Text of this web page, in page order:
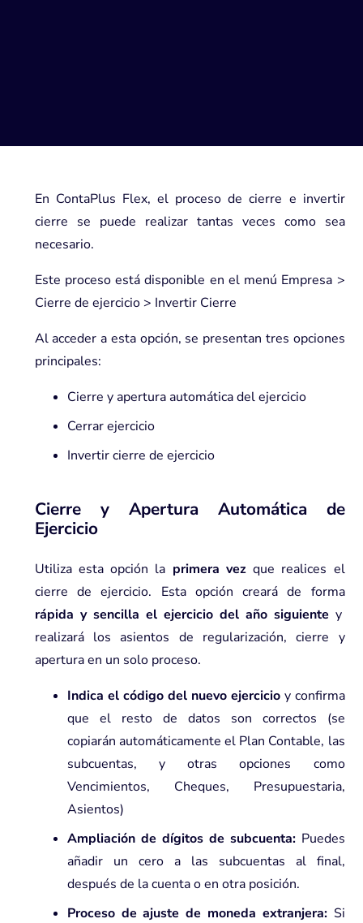
En ContaPlus Flex, el proceso de cierre e invertir
cierre se puede realizar tantas veces como sea
necesario.
Este proceso está disponible en el menú Empresa >
Cierre de ejercicio > Invertir Cierre
Al acceder a esta opción, se presentan tres opciones
principales:
Cierre y apertura automática del ejercicio
Cerrar ejercicio
Invertir cierre de ejercicio
Cierre y Apertura Automática de
Ejercicio
Utiliza esta opción la primera vezque realices el
cierre de ejercicio. Esta opción creará de forma
rápida y sencilla el ejercicio del año siguiente y
realizará los asientos de regularización, cierre y
apertura en un solo proceso.
Indica el código del nuevo ejercicioy confirma
que el resto de datos son correctos (se
copiarán automáticamente el Plan Contable, las
subcuentas, y otras opciones como
Vencimientos, Cheques, Presupuestaria,
Asientos)
Ampliación de dígitos de subcuenta:Puedes
añadir un cero a las subcuentas al final,
después de la cuenta o en otra posición.
Proceso de ajuste de moneda extranjera:Si